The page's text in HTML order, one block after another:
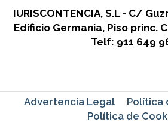
IURISCONTENCIA, S.L - C/
Edificio Germania, Piso princ.
Telf: 911 649
Advertencia Legal
Política
Política de